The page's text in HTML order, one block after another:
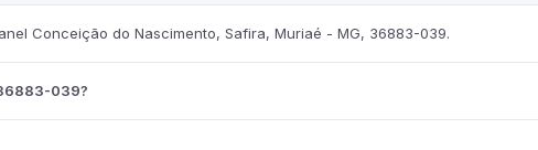
Conceição do Nascimento, Safira, Muriaé - MG, 36883-039.
039?